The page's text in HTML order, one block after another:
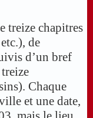
treize chapitres
de
d’un bref
Chaque
et une date,